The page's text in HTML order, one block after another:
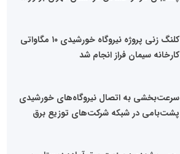
کلنگ زنی پروژه نیروگاه خورشیدی ۱۰ مگاواتی
کارخانه سیمان فراز انجام شد
سرعت‌بخشی به اتصال نیروگاه‌های خورشیدی
پشت‌بامی در شبکه شرکت‌های توزیع برق